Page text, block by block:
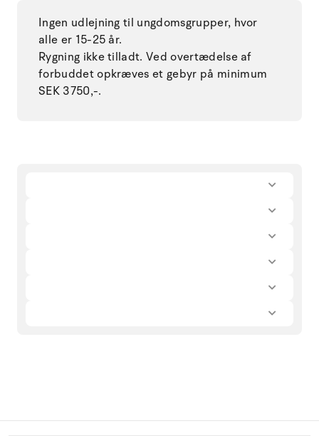
Ingen udlejning til ungdomsgrupper, hvor
alle er 15-25 år.
Rygning ikke tilladt. Ved overtædelse af
forbuddet opkræves et gebyr på minimum
SEK 3750,-.